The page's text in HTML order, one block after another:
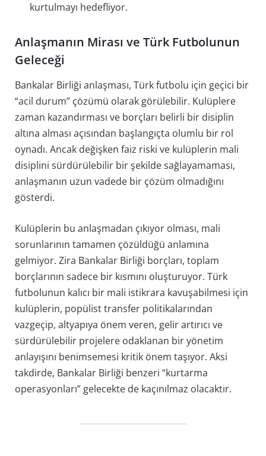
kurtulmayı hedefliyor.
Anlaşmanın Mirası ve Türk Futbolunun
Geleceği
Bankalar Birliği anlaşması, Türk futbolu için geçici bir
“acil durum” çözümü olarak görülebilir. Kulüplere
zaman kazandırması ve borçları belirli bir disiplin
altına alması açısından başlangıçta olumlu bir rol
oynadı. Ancak değişken faiz riski ve kulüplerin mali
disiplini sürdürülebilir bir şekilde sağlayamaması,
anlaşmanın uzun vadede bir çözüm olmadığını
gösterdi.
Kulüplerin bu anlaşmadan çıkıyor olması, mali
sorunlarının tamamen çözüldüğü anlamına
gelmiyor. Zira Bankalar Birliği borçları, toplam
borçlarının sadece bir kısmını oluşturuyor. Türk
futbolunun kalıcı bir mali istikrara kavuşabilmesi için
kulüplerin, popülist transfer politikalarından
vazgeçip, altyapıya önem veren, gelir artırıcı ve
sürdürülebilir projelere odaklanan bir yönetim
anlayışını benimsemesi kritik önem taşıyor. Aksi
takdirde, Bankalar Birliği benzeri “kurtarma
operasyonları” gelecekte de kaçınılmaz olacaktır.